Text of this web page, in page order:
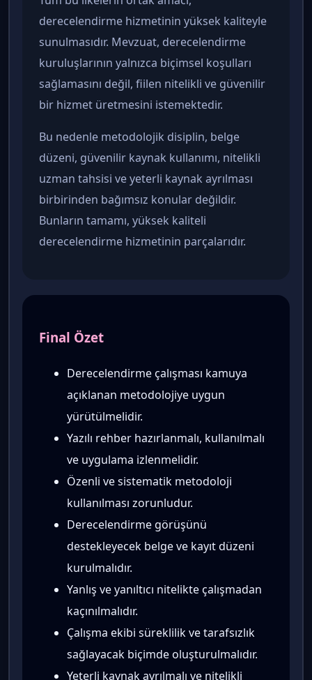
derecelendirme hizmetinin yüksek kaliteyle
sunulmasıdır. Mevzuat, derecelendirme
kuruluşlarının yalnızca biçimsel koşulları
sağlamasını değil, fiilen nitelikli ve güvenilir
bir hizmet üretmesini istemektedir.
Bu nedenle metodolojik disiplin, belge
düzeni, güvenilir kaynak kullanımı, nitelikli
uzman tahsisi ve yeterli kaynak ayrılması
birbirinden bağımsız konular değildir.
Bunların tamamı, yüksek kaliteli
derecelendirme hizmetinin parçalarıdır.
Final Özet
Derecelendirme çalışması kamuya
açıklanan metodolojiye uygun
yürütülmelidir.
Yazılı rehber hazırlanmalı, kullanılmalı
ve uygulama izlenmelidir.
Özenli ve sistematik metodoloji
kullanılması zorunludur.
Derecelendirme görüşünü
destekleyecek belge ve kayıt düzeni
kurulmalıdır.
Yanlış ve yanıltıcı nitelikte çalışmadan
kaçınılmalıdır.
Çalışma ekibi süreklilik ve tarafsızlık
sağlayacak biçimde oluşturulmalıdır.
Yeterli kaynak ayrılmalı ve nitelikli